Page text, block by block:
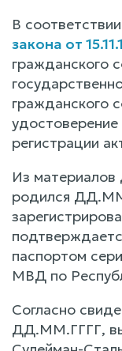
В
закона от
гражданского
гражданского
регистрации
Из
родился
паспортом
МВД по
Согласно
ДД.ММ.ГГГГ,